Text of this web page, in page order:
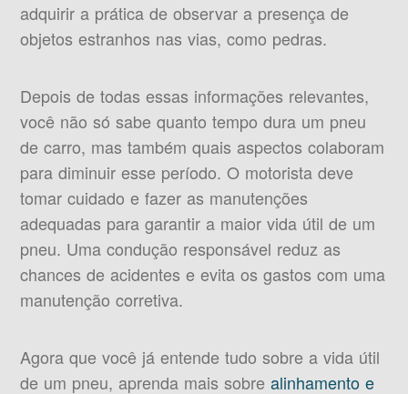
adquirir a prática de observar a presença de
objetos estranhos nas vias, como pedras.
Depois de todas essas informações relevantes,
você não só sabe quanto tempo dura um pneu
de carro, mas também quais aspectos colaboram
para diminuir esse período. O motorista deve
tomar cuidado e fazer as manutenções
adequadas para garantir a maior vida útil de um
pneu. Uma condução responsável reduz as
chances de acidentes e evita os gastos com uma
manutenção corretiva.
Agora que você já entende tudo sobre a vida útil
de um pneu, aprenda mais sobrealinhamento e